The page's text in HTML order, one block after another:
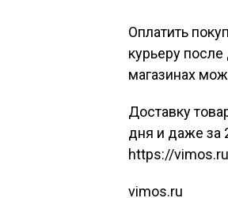
Оплатить
курьеру
магазинах
Доставку
дня и даже за
https://
vimos.ru